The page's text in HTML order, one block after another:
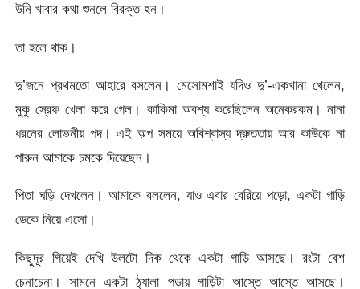
উনি খাবার কথা শুনলে বিরক্ত হন।
তা হলে থাক।
দু’জনে প্রথমতো আহারে বসলেন। মেসোমশাই যদিও দু’-একখানা খেলেন,
মুকু স্রেফ খেলা করে গেল। কাকিমা অবশ্য করেছিলেন অনেকরকম। নানা
ধরনের লোভনীয় পদ। এই অল্প সময়ে অবিশ্বাস্য দ্রুততায় আর কাউকে না
পারুন আমাকে চমকে দিয়েছেন।
পিতা ঘড়ি দেখলেন। আমাকে বললেন, যাও এবার বেরিয়ে পড়ো, একটা গাড়ি
ডেকে নিয়ে এসো।
কিছুদূর গিয়েই দেখি উলটো দিক থেকে একটা গাড়ি আসছে। রংটা বেশ
চেনাচেনা। সামনে একটা ঠ্যালা পড়ায় গাড়িটা আস্তে আস্তে আসছে।